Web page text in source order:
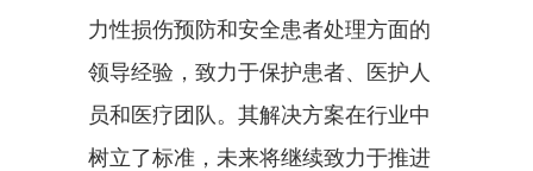
力性损伤预防和安全患者处理方面的
领导经验，致力于保护患者、医护人
员和医疗团队。其解决方案在行业中
树立了标准，未来将继续致力于推进